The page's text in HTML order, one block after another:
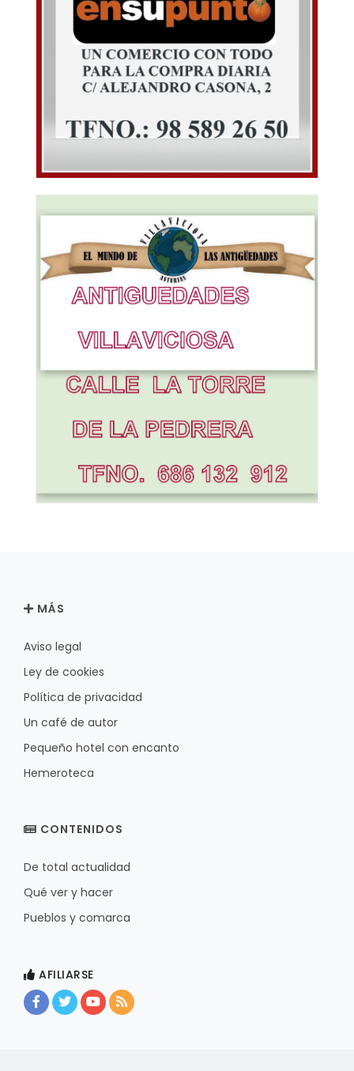
MÁS
Aviso legal
Ley de cookies
Política de privacidad
Un café de autor
Pequeño hotel con encanto
Hemeroteca
CONTENIDOS
De total actualidad
Qué ver y hacer
Pueblos y comarca
AFILIARSE